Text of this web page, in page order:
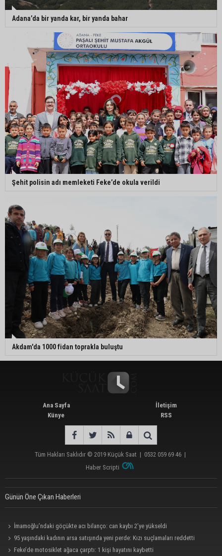
Adana’da bir yanda kar, bir yanda bahar
Şehit polisin adı memleketi Feke’de okula verildi
Akdam'da 1000 fidan toprakla buluştu
Ana Sayfa
Künye
İletişim
RSS
Tüm Hakları Saklıdır © 2019 Küçük Saat | 0532 059 69 46 |
Haber Scripti
Günün Öne Çıkan Haberleri
İmamoğlu’ndaki göçükte acı bilanço: can kaybı 2’ye yükseldi
95 yaşındaki kadının arsa satışında yeni perde: Kızı suçlamaları reddetti
Feke’de motosiklet ağaca çarptı: 1 kişi hayatını kaybetti